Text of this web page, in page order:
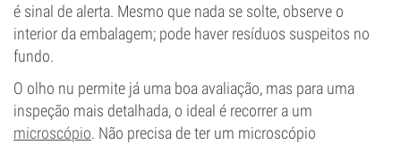
é sinal de alerta. Mesmo que nada se solte, observe o
interior da embalagem; pode haver resíduos suspeitos no
fundo.
O olho nu permite já uma boa avaliação, mas para uma
inspeção mais detalhada, o ideal é recorrer a um
microscópio. Não precisa de ter um microscópio